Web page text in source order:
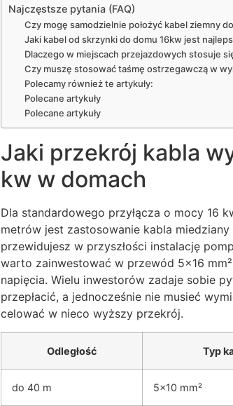
Najczęstsze pytania (FAQ)
Czy mogę samodzielnie położyć kabel ziemny
Jaki kabel od skrzynki do domu 16kw jest
Dlaczego w miejscach przejazdowych stosuje
Czy muszę stosować taśmę ostrzegawczą w
Polecamy również te artykuły:
Polecane artykuły
Polecane artykuły
Jaki przekrój kabla
kw w domach
Dla standardowego przyłącza o mocy 16
metrów jest zastosowanie kabla
przewidujesz w przyszłości instalację
warto zainwestować w przewód 5×16
napięcia. Wielu inwestorów zadaje sobie
przepłacić, a jednocześnie nie musieć
celować w nieco wyższy przekrój.
Odległość Typ
do 40 m 5×10 mm²